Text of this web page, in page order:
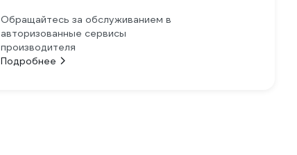
Обращайтесь за обслуживанием в
авторизованные сервисы
производителя
Подробнее